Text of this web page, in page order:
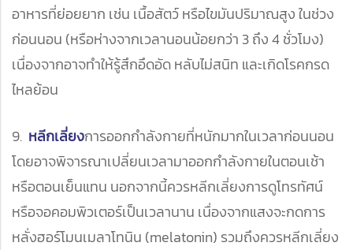
อาหารที่ย่อยยาก เช่น เนื้อสัตว์ หรือไขมันปริมาณสูง ในช่วง
ก่อนนอน (หรือห่างจากเวลานอนน้อยกว่า 3 ถึง 4 ชั่วโมง)
เนื่องจากอาจทำให้รู้สึกอึดอัด หลับไม่สนิท และเกิดโรคกรด
ไหลย้อน
9. หลีกเลี่ยงการออกกำลังกายที่หนักมากในเวลาก่อนนอน
โดยอาจพิจารณาเปลี่ยนเวลามาออกกำลังกายในตอนเช้า
หรือตอนเย็นแทน นอกจากนี้ควรหลีกเลี่ยงการดูโทรทัศน์
หรือจอคอมพิวเตอร์เป็นเวลานาน เนื่องจากแสงจะกดการ
หลั่งฮอร์โมนเมลาโทนิน (melatonin) รวมถึงควรหลีกเลี่ยง